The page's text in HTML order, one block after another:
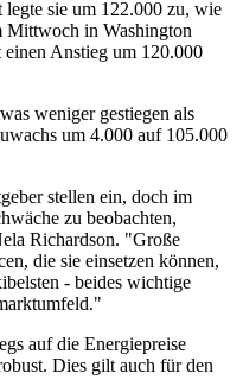
sie um 122.000 zu, wie
Mittwoch in Washington
Anstieg um 120.000
weniger gestiegen als
um 4.000 auf 105.000
stellen ein, doch im
zu beobachten,
Richardson. "Große
die sie einsetzen können,
- beides wichtige
auf die Energiepreise
Dies gilt auch für den